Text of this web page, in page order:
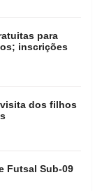
para
inscrições
dos filhos
Futsal Sub-09